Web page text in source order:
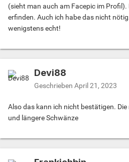
(sieht man auch am Facepic im
erfinden. Auch ich habe das nicht
wenigstens echt!
Devi88
Geschrieben April 21, 2023
Also das kann ich nicht bestätigen.
und längere Schwänze